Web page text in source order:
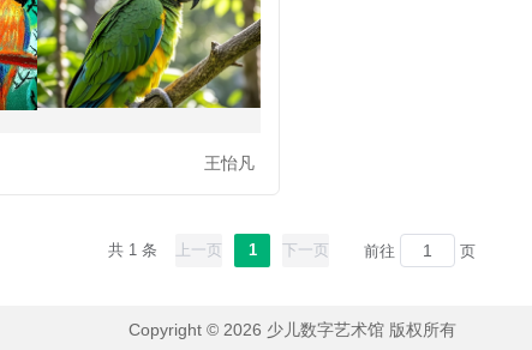
王怡凡
共 1 条 上一页 1 下一页 前往 页
Copyright © 2026 少儿数字艺术馆 版权所有